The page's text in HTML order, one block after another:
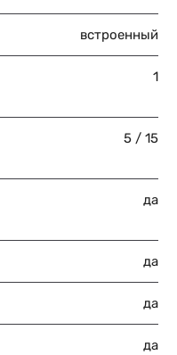
встроенный
1
5 / 15
да
да
да
да